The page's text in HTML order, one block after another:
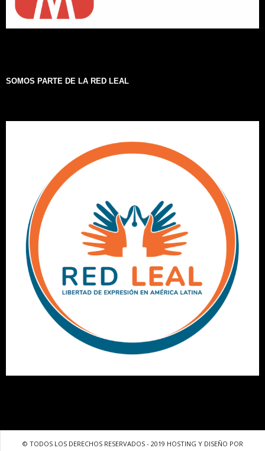
SOMOS PARTE DE LA RED LEAL
© TODOS LOS DERECHOS RESERVADOS - 2019 HOSTING Y DISEÑO POR